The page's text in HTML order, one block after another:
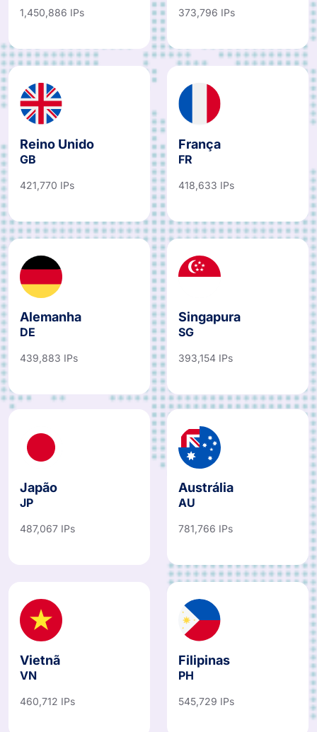
1,450,886 IPs 373,796 IPs
Reino Unido
GB
421,770 IPs
França
FR
418,633 IPs
Alemanha
DE
439,883 IPs
Singapura
SG
393,154 IPs
Japão
JP
487,067 IPs
Austrália
AU
781,766 IPs
Vietnã
VN
460,712 IPs
Filipinas
PH
545,729 IPs